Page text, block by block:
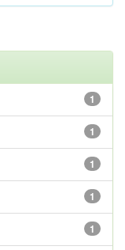
1
1
1
1
1